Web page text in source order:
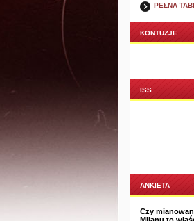
PEŁNA
KONTUZJE
ISS
ANKIETA
Czy